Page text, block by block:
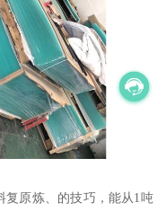
复原炼、的技巧，能从1吨